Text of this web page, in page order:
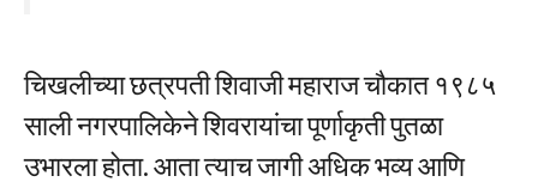
चिखलीच्या छत्रपती शिवाजी महाराज चौकात १९८५
साली नगरपालिकेने शिवरायांचा पूर्णाकृती पुतळा
उभारला होता. आता त्याच जागी अधिक भव्य आणि